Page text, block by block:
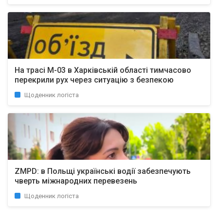
На трасі М-03 в Харківській області тимчасово
перекрили рух через ситуацію з безпекою
Щоденник логіста
ZMPD: в Польщі українські водії забезпечують
чверть міжнародних перевезень
Щоденник логіста